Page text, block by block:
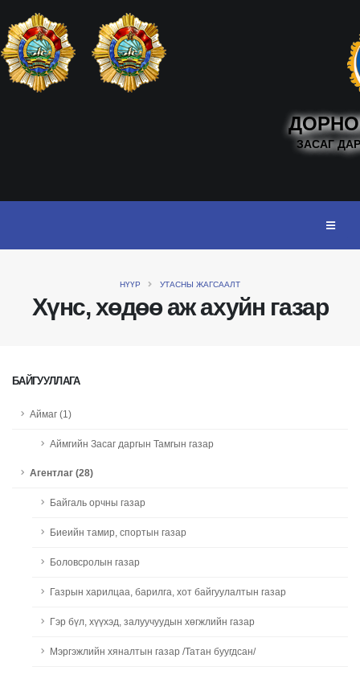
ЗАСАГ
Хүнс, хөдөө аж ахуйн газар
НҮҮР УТАСНЫ ЖАГСААЛТ
БАЙГУУЛЛАГА
Аймаг (1)
Аймгийн Засаг даргын Тамгын газар
Агентлаг (28)
Байгаль орчны газар
Биеийн тамир, спортын газар
Боловсролын газар
Газрын харилцаа, барилга, хот байгуулалтын газар
Гэр бүл, хүүхэд, залуучуудын хөгжлийн газар
Мэргэжлийн хяналтын газар /Татан буугдсан/